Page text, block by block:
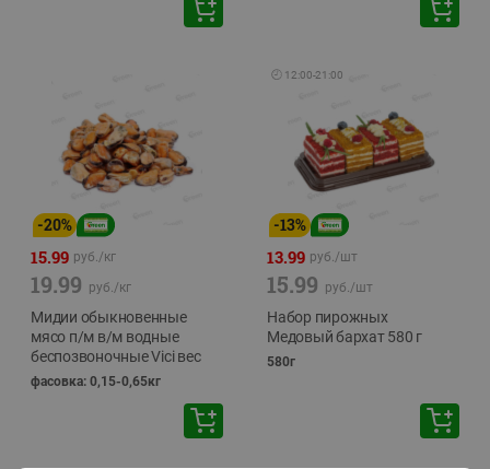
-20%
15.99 руб./кг
19.99 руб./кг
Мидии обыкновенные
мясо п/м в/м водные
беспозвоночные Vici вес
фасовка: 0,15-0,65кг
🕘 12:00-21:00
-13%
13.99 руб./шт
15.99 руб./шт
Набор пирожных
Медовый бархат 580 г
580г